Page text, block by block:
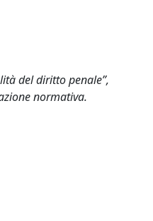
del diritto penale”,
normativa.